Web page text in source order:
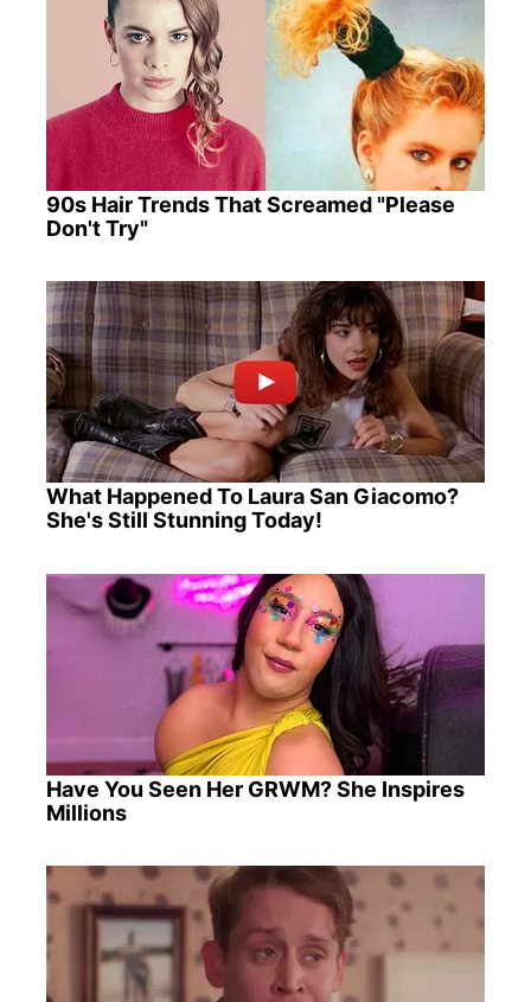
90s Hair Trends That Screamed "Please
Don't Try"
What Happened To Laura San Giacomo?
She's Still Stunning Today!
Have You Seen Her GRWM? She Inspires
Millions